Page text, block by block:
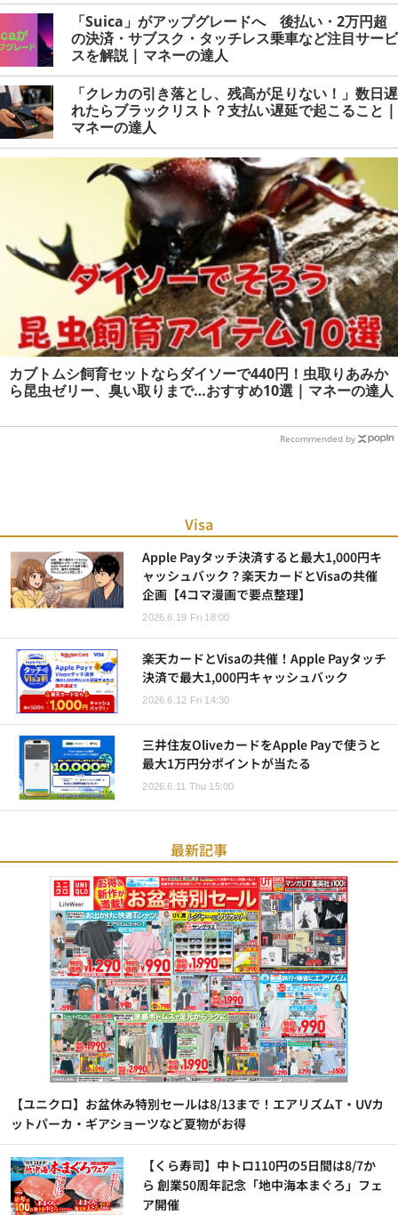
「Suica」がアップグレードへ 後払い・2万円超
の決済・サブスク・タッチレス乗車など注目サービ
スを解説 | マネーの達人
「クレカの引き落とし、残高が足りない！」数日遅
れたらブラックリスト？支払い遅延で起こること |
マネーの達人
カブトムシ飼育セットならダイソーで440円！虫取りあみか
ら昆虫ゼリー、臭い取りまで…おすすめ10選 | マネーの達人
Recommended by
Visa
Apple Payタッチ決済すると最大1,000円キ
ャッシュバック？楽天カードとVisaの共催
企画【4コマ漫画で要点整理】
2026.6.19 Fri 18:00
楽天カードとVisaの共催！Apple Payタッチ
決済で最大1,000円キャッシュバック
2026.6.12 Fri 14:30
三井住友OliveカードをApple Payで使うと
最大1万円分ポイントが当たる
2026.6.11 Thu 15:00
最新記事
【ユニクロ】お盆休み特別セールは8/13まで！エアリズムT・UVカ
ットパーカ・ギアショーツなど夏物がお得
【くら寿司】中トロ110円の5日間は8/7か
ら 創業50周年記念「地中海本まぐろ」フェ
ア開催